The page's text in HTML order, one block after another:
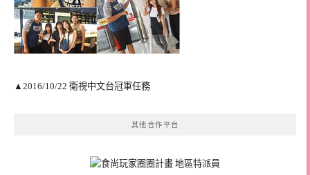
▲2016/10/22 衛視中文台冠軍任務
其他合作平台